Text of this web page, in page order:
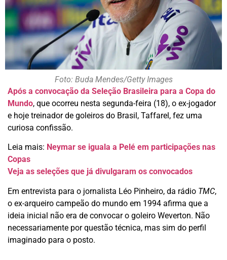
Foto: Buda Mendes/Getty Images
Após a convocação da Seleção Brasileira para a Copa do
Mundo, que ocorreu nesta segunda-feira (18), o ex-jogador
e hoje treinador de goleiros do Brasil, Taffarel, fez uma
curiosa confissão.
Leia mais: Neymar se iguala a Pelé em participações nas
Copas
Veja as seleções que já divulgaram os convocados
Em entrevista para o jornalista Léo Pinheiro, da rádio TMC,
o ex-arqueiro campeão do mundo em 1994 afirma que a
ideia inicial não era de convocar o goleiro Weverton. Não
necessariamente por questão técnica, mas sim do perfil
imaginado para o posto.